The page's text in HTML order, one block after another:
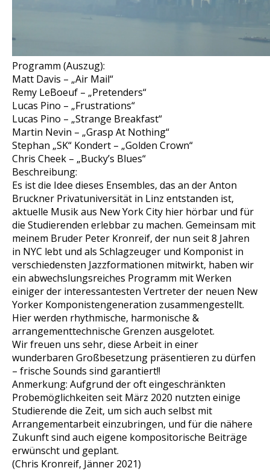
Programm (Auszug):
Matt Davis – „Air Mail“
Remy LeBoeuf – „Pretenders“
Lucas Pino – „Frustrations“
Lucas Pino – „Strange Breakfast“
Martin Nevin – „Grasp At Nothing“
Stephan „SK“ Kondert – „Golden Crown“
Chris Cheek – „Bucky’s Blues“
Beschreibung:
Es ist die Idee dieses Ensembles, das an der Anton
Bruckner Privatuniversität in Linz entstanden ist,
aktuelle Musik aus New York City hier hörbar und für
die Studierenden erlebbar zu machen. Gemeinsam mit
meinem Bruder Peter Kronreif, der nun seit 8 Jahren
in NYC lebt und als Schlagzeuger und Komponist in
verschiedensten Jazzformationen mitwirkt, haben wir
ein abwechslungsreiches Programm mit Werken
einiger der interessantesten Vertreter der neuen New
Yorker Komponistengeneration zusammengestellt.
Hier werden rhythmische, harmonische &
arrangementtechnische Grenzen ausgelotet.
Wir freuen uns sehr, diese Arbeit in einer
wunderbaren Großbesetzung präsentieren zu dürfen
– frische Sounds sind garantiert!!
Anmerkung: Aufgrund der oft eingeschränkten
Probemöglichkeiten seit März 2020 nutzten einige
Studierende die Zeit, um sich auch selbst mit
Arrangementarbeit einzubringen, und für die nähere
Zukunft sind auch eigene kompositorische Beiträge
erwünscht und geplant.
(Chris Kronreif, Jänner 2021)